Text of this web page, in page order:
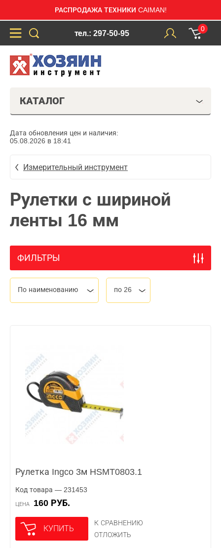
РАСПРОДАЖА ТЕХНИКИ CAIMAN!
тел.: 297-50-95
0
КАТАЛОГ
Дата обновления цен и наличия:
05.08.2026 в 18:41
Измерительный инструмент
Рулетки с шириной
ленты 16 мм
ФИЛЬТРЫ
По наименованию по 26
Рулетка Ingco 3м HSMT0803.1
Код товара — 231453
ЦЕНА 160 РУБ.
КУПИТЬ
К СРАВНЕНИЮ
ОТЛОЖИТЬ